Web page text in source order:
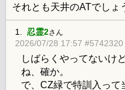
それとも天井のATでしょ
1. 忍霊2さん
2026/07/28 17:57 #5742320
しばらくやってないけ
ね、確か。
で、CZ緑で特訓入って